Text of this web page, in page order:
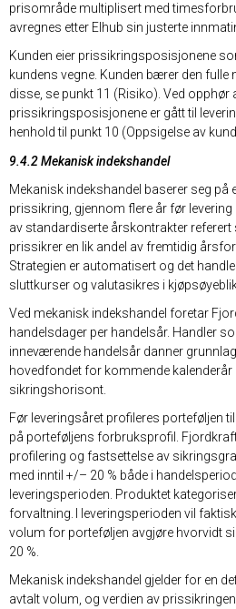
prisområde multiplisert med
avregnes etter Elhub sin justerte
Kunden eier prissikringsposisjonene
kundens vegne. Kunden bærer den fulle
disse, se punkt 11 (Risiko). Ved opphør
prissikringsposisjonene er gått til
henhold til punkt 10 (Oppsigelse av
9.4.2 Mekanisk indekshandel
Mekanisk indekshandel baserer seg på
prissikring, gjennom flere år før
av standardiserte årskontrakter
prissikrer en lik andel av fremtidig
Strategien er automatisert og det
sluttkurser og valutasikres i
Ved mekanisk indekshandel foretar
handelsdager per handelsår. Handler
inneværende handelsår danner
hovedfondet for kommende kalenderår
sikringshorisont.
Før leveringsåret profileres porteføljen
på porteføljens forbruksprofil.
profilering og fastsettelse av
med inntil +/– 20 % både i
leveringsperioden. Produktet
forvaltning. I leveringsperioden vil
volum for porteføljen avgjøre hvorvidt
20 %.
Mekanisk indekshandel gjelder for en
avtalt volum, og verdien av